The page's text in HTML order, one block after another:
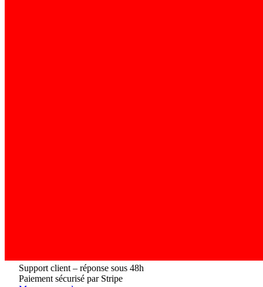
Support client – réponse sous 48h
Paiement sécurisé par Stripe